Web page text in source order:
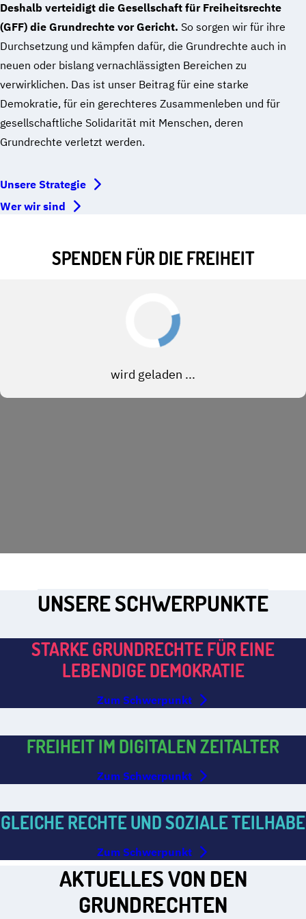
Deshalb verteidigt die Gesellschaft für Freiheitsrechte
(GFF) die Grundrechte vor Gericht. So sorgen wir für ihre
Durchsetzung und kämpfen dafür, die Grundrechte auch in
neuen oder bislang vernachlässigten Bereichen zu
verwirklichen. Das ist unser Beitrag für eine starke
Demokratie, für ein gerechteres Zusammenleben und für
gesellschaftliche Solidarität mit Menschen, deren
Grundrechte verletzt werden.
Unsere Strategie
Wer wir sind
SPENDEN FÜR DIE FREIHEIT
UNSERE SCHWERPUNKTE
STARKE GRUNDRECHTE FÜR EINE
LEBENDIGE DEMOKRATIE
Zum Schwerpunkt
FREIHEIT IM DIGITALEN ZEITALTER
Zum Schwerpunkt
GLEICHE RECHTE UND SOZIALE TEILHABE
Zum Schwerpunkt
AKTUELLES VON DEN
GRUNDRECHTEN